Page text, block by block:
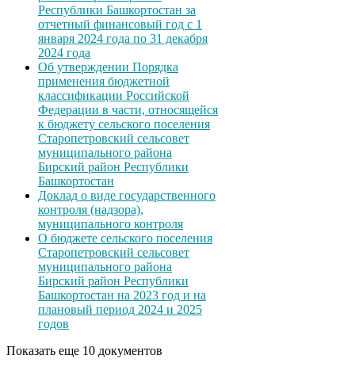
Республики Башкортостан за
отчетный финансовый год с 1
января 2024 года по 31 декабря
2024 года
Об утверждении Порядка
применения бюджетной
классификации Российской
Федерации в части, относящейся
к бюджету сельского поселения
Старопетровский сельсовет
муниципального района
Бирский район Республики
Башкортостан
Доклад о виде государственного
контроля (надзора),
муниципального контроля
О бюджете сельского поселения
Старопетровский сельсовет
муниципального района
Бирский район Республики
Башкортостан на 2023 год и на
плановый период 2024 и 2025
годов
Показать еще 10 документов